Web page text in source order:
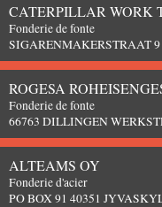
CATERPILLAR WORK
Fonderie de fonte
SIGARENMAKERSTRAAT
ROGESA
Fonderie de fonte
66763 DILLINGEN
ALTEAMS OY
Fonderie d'acier
PO BOX 91 40351